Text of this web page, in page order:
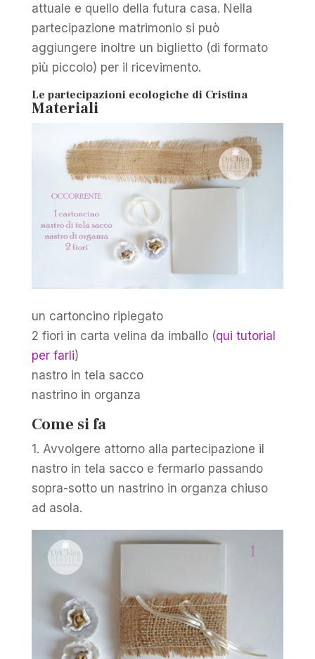
attuale e quello della futura casa. Nella
partecipazione matrimonio si può
aggiungere inoltre un biglietto (di formato
più piccolo) per il ricevimento.
Le partecipazioni ecologiche di Cristina
Materiali
un cartoncino ripiegato
2 fiori in carta velina da imballo (qui tutorial
per farli)
nastro in tela sacco
nastrino in organza
Come si fa
1. Avvolgere attorno alla partecipazione il
nastro in tela sacco e fermarlo passando
sopra-sotto un nastrino in organza chiuso
ad asola.